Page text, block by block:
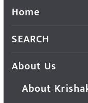
Home
SEARCH
About Us
About